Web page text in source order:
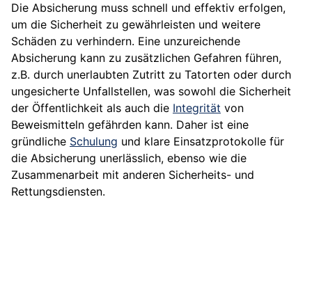
Die Absicherung muss schnell und effektiv erfolgen,
um die Sicherheit zu gewährleisten und weitere
Schäden zu verhindern. Eine unzureichende
Absicherung kann zu zusätzlichen Gefahren führen,
z.B. durch unerlaubten Zutritt zu Tatorten oder durch
ungesicherte Unfallstellen, was sowohl die Sicherheit
der Öffentlichkeit als auch die Integrität von
Beweismitteln gefährden kann. Daher ist eine
gründliche Schulung und klare Einsatzprotokolle für
die Absicherung unerlässlich, ebenso wie die
Zusammenarbeit mit anderen Sicherheits- und
Rettungsdiensten.